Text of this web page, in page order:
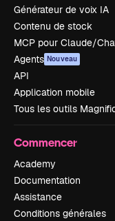
Générateur de voix IA
Contenu de stock
MCP pour Claude/
Agents Nouveau
API
Application mobile
Tous les outils
Commencer
Academy
Documentation
Assistance
Conditions générales